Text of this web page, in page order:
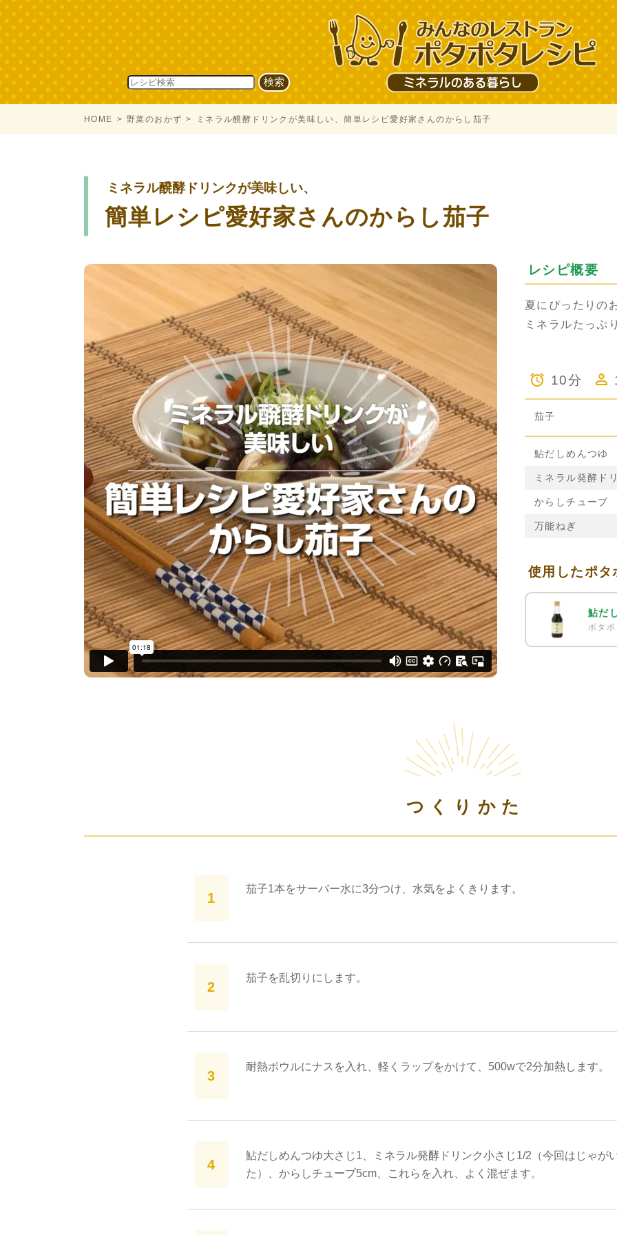
HOME 野菜のおかず ミネラル醗酵ドリンクが美味しい、簡単レシピ愛好家さんのからし茄子
ミネラル醗酵ドリンクが美味しい、
簡単レシピ愛好家さんのからし茄子
レシピ概要
夏にぴったりの
ミネラルたっぷ
10分
茄子
鮎だしめんつゆ
ミネラル発酵ド
からしチューブ
万能ねぎ
使用したポタ
鮎だ
ポタ
つくりかた
茄子1本をサーバー水に3分つけ、水気をよくきります。
茄子を乱切りにします。
耐熱ボウルにナスを入れ、軽くラップをかけて、500wで2分加熱します。
鮎だしめんつゆ大さじ1、ミネラル発酵ドリンク小さじ1/2（今回はじゃが
た）、からしチューブ5cm、これらを入れ、よく混ぜます。